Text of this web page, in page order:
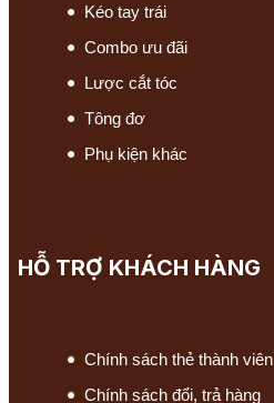
Kéo tay trái
Combo ưu đãi
Lược cắt tóc
Tông đơ
Phụ kiện khác
HỖ TRỢ KHÁCH HÀNG
Chính sách thẻ thành viên
Chính sách đổi, trả hàng